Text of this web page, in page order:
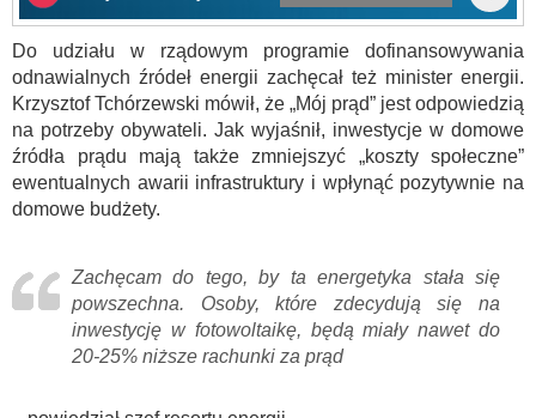
Do udziału w rządowym programie dofinansowywania
odnawialnych źródeł energii zachęcał też minister energii.
Krzysztof Tchórzewski mówił, że „Mój prąd” jest odpowiedzią
na potrzeby obywateli. Jak wyjaśnił, inwestycje w domowe
źródła prądu mają także zmniejszyć „koszty społeczne”
ewentualnych awarii infrastruktury i wpłynąć pozytywnie na
domowe budżety.
Zachęcam do tego, by ta energetyka stała się
powszechna. Osoby, które zdecydują się na
inwestycję w fotowoltaikę, będą miały nawet do
20-25% niższe rachunki za prąd